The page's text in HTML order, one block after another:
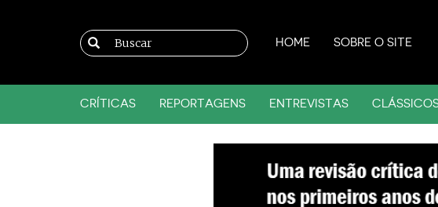
HOME SOBRE O SITE
CRÍTICAS REPORTAGENS ENTREVISTAS